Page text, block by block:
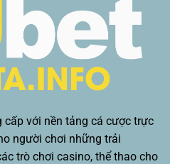
cấp với nền tảng cá cược trực
người chơi những trải
trò chơi casino, thể thao cho